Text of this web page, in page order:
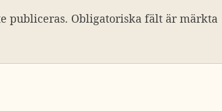
publiceras. Obligatoriska fält är märkta